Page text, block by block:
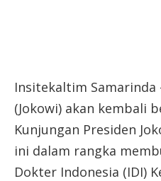
Insitekaltim Samarinda
(Jokowi) akan kembali
Kunjungan Presiden
ini dalam rangka
Dokter Indonesia (IDI)